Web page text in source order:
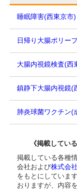
睡眠障害(西東京市)
日帰り大腸ポリー
大腸内視鏡検査(西
鎮静下大腸内視鏡(
肺炎球菌ワクチン(
《掲載してい
掲載している各種
会社および株式会
をもとにしていま
おりますが、内容